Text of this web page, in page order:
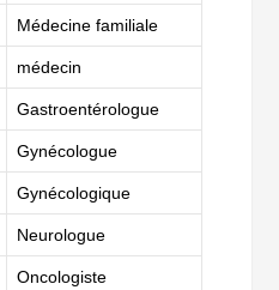
Médecine familiale
médecin
Gastroentérologue
Gynécologue
Gynécologique
Neurologue
Oncologiste